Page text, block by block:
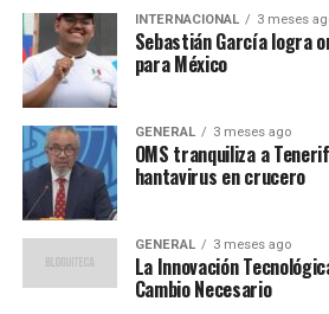
Contexto y
Gustavo Mendoza ha sido una
Sports durante años, ganándose el
admiración de los espectadores
su capacidad para ofrecer
traslado a ESPN se produce en un
cadenas deportivas están en una
mejores talentos, una estrategia
mejorar la calidad de su
atraer a una audiencia más amplia.
INTERNACIONAL 3 meses
Sebastián García logra
para México
GENERAL 3 meses ago
OMS tranquiliza a
hantavirus en crucero
GENERAL 3 meses ago
La Innovación
Cambio Necesario